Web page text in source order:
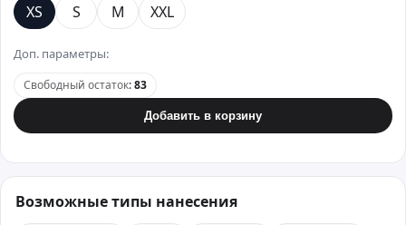
XS S M XXL
Доп. параметры:
Свободный остаток:83
Добавить в корзину
Возможные типы нанесения